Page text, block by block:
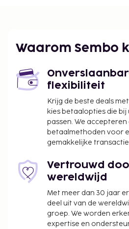
24-uurs fitnesscentrum niet
kruidenier/supermarkt.
De volgende kosten dienen
worden betaald. De kosten
toepasselijke belastingen zijn:
Schoonmaakkosten: IDR
accommodatie, per
Vóór het inchecken dien
IDR 300000 te betalen.
We hebben alle kosten
accommodatie aan ons heeft
In deze accommodatie
assistentiedieren niet
Waarom Sembo
flexibiliteit
Krijg de beste deals
kies betaalopties die
passen. We
betaalmethoden voor
gemakkelijke
Vertrouwd
wereldwijd
Met meer dan 30 jaar
deel uit van de
groep. We worden
expertise en